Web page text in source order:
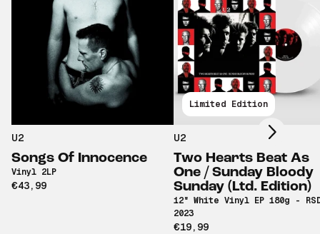
U2
Songs Of Innocence
Vinyl 2LP
€43,99
Limited Edition
U2
Two Hearts Beat As
One / Sunday Bloody
Sunday (Ltd. Edition)
12" White Vinyl EP 180g -
2023
€19,99
Scroll right